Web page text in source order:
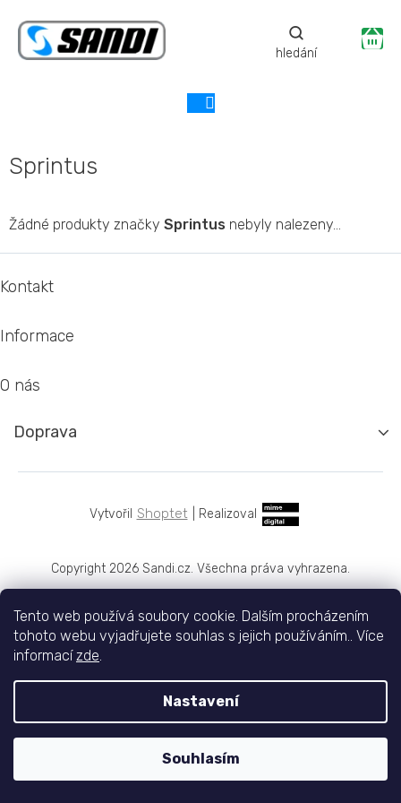
Tento web používá soubory cookie. Dalším procházením
tohoto webu vyjadřujete souhlas s jejich používáním.. Více
informacízde.
Nastavení
Souhlasím
obsah
Sprintus
Žádné produkty značky Sprintus nebyly nalezeny...
á
t
Kontakt
Informace
O nás
Doprava
Shoptet Realizoval
Copyright 2026 Sandi.cz. Všechna práva vyhrazena.